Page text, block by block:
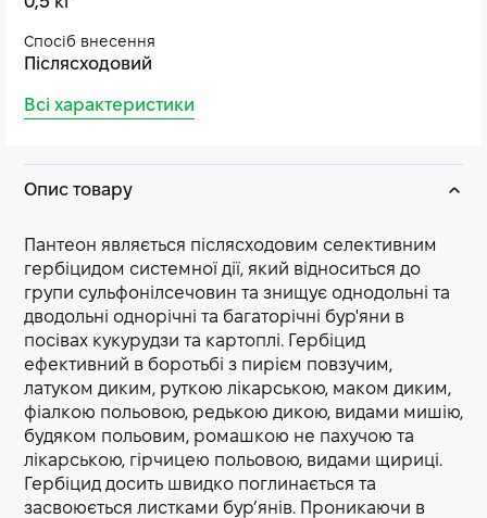
Спосіб внесення
Післясходовий
Всі характеристики
Опис товару
Пантеон являється післясходовим селективним
гербіцидом системної дії, який відноситься до
групи сульфонілсечовин та знищує однодольні та
дводольні однорічні та багаторічні бур'яни в
посівах кукурудзи та картоплі. Гербіцид
ефективний в боротьбі з пирієм повзучим,
латуком диким, руткою лікарською, маком диким,
фіалкою польовою, редькою дикою, видами мишію,
будяком польовим, ромашкою не пахучою та
лікарською, гірчицею польовою, видами щириці.
Гербіцид досить швидко поглинається та
засвоюється листками бур’янів. Проникаючи в